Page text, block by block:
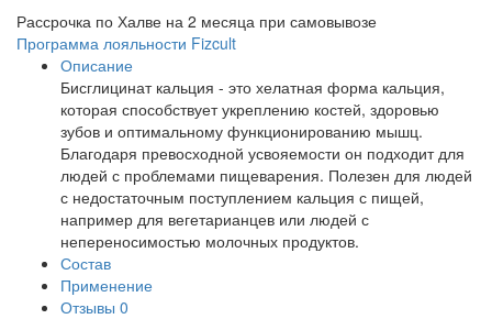
Рассрочка по Халве на 2 месяца при самовывозе
Программа лояльности Fizcult
Описание
Бисглицинат кальция - это хелатная форма кальция,
которая способствует укреплению костей, здоровью
зубов и оптимальному функционированию мышц.
Благодаря превосходной усвояемости он подходит для
людей с проблемами пищеварения. Полезен для людей
с недостаточным поступлением кальция с пищей,
например для вегетарианцев или людей с
непереносимостью молочных продуктов.
Состав
Применение
Отзывы 0